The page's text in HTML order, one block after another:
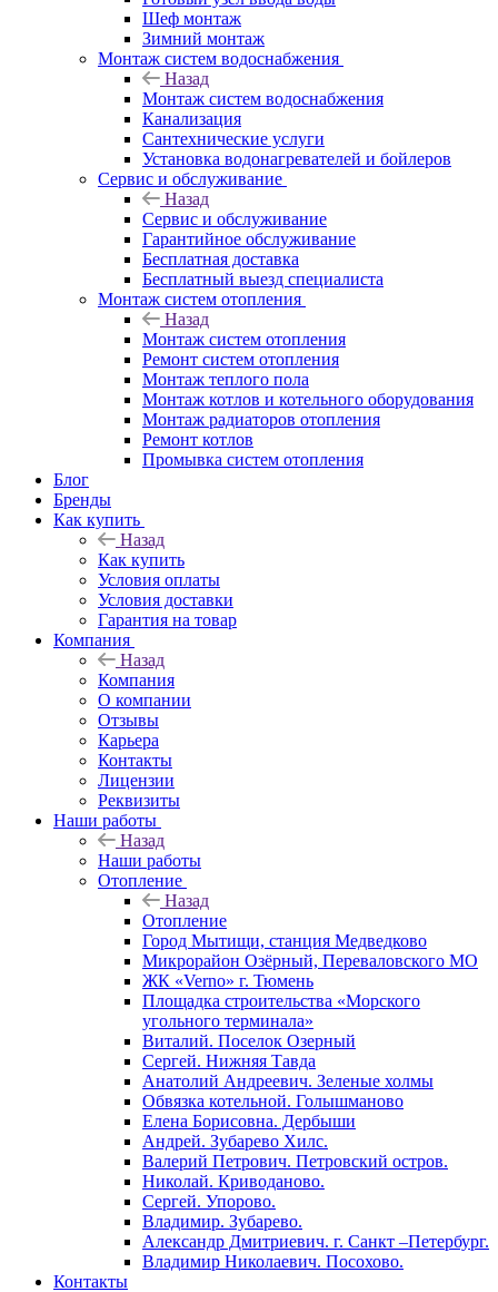
Шеф монтаж
Зимний монтаж
Монтаж систем водоснабжения
Назад
Монтаж систем водоснабжения
Канализация
Сантехнические услуги
Установка водонагревателей и бойлеров
Сервис и обслуживание
Назад
Сервис и обслуживание
Гарантийное обслуживание
Бесплатная доставка
Бесплатный выезд специалиста
Монтаж систем отопления
Назад
Монтаж систем отопления
Ремонт систем отопления
Монтаж теплого пола
Монтаж котлов и котельного оборудования
Монтаж радиаторов отопления
Ремонт котлов
Промывка систем отопления
Блог
Бренды
Как купить
Назад
Как купить
Условия оплаты
Условия доставки
Гарантия на товар
Компания
Назад
Компания
О компании
Отзывы
Карьера
Контакты
Лицензии
Реквизиты
Наши работы
Назад
Наши работы
Отопление
Назад
Отопление
Город Мытищи, станция Медведково
Микрорайон Озёрный, Переваловского МО
ЖК «Verno» г. Тюмень
Площадка строительства «Морского
угольного терминала»
Виталий. Поселок Озерный
Сергей. Нижняя Тавда
Анатолий Андреевич. Зеленые холмы
Обвязка котельной. Голышманово
Елена Борисовна. Дербыши
Андрей. Зубарево Хилс.
Валерий Петрович. Петровский остров.
Николай. Криводаново.
Сергей. Упорово.
Владимир. Зубарево.
Александр Дмитриевич. г. Санкт –Петербург.
Владимир Николаевич. Посохово.
Контакты